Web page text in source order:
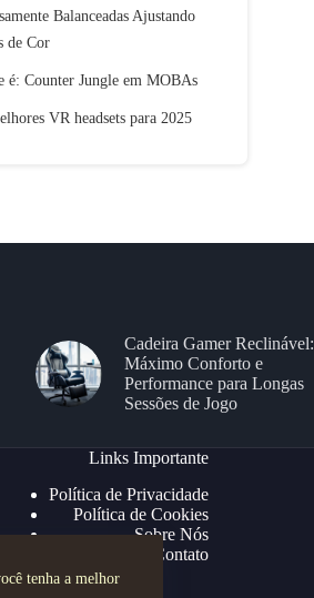
tenha a melhor
Balanceadas Ajustando
de Cor
é: Counter Jungle em MOBAs
VR headsets para 2025
Cadeira Gamer Reclinável:
Máximo Conforto e
Performance para Longas
Sessões de Jogo
Links Importante
Política de Privacidade
Política de Cookies
Sobre Nós
Contato